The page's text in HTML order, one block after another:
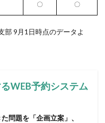
〇 〇
部 9月1日時点のデータよ
WEB予約システム
問題を「企画立案」、